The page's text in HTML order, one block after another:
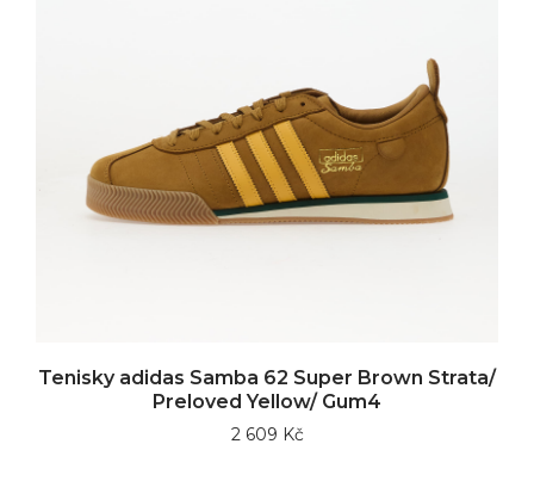
Tenisky adidas Samba 62 Super Brown Strata/
Preloved Yellow/ Gum4
2 609 Kč